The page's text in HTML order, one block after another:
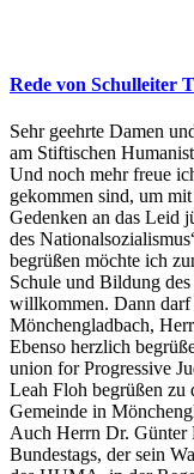
Rede von Schulleiter
Sehr geehrte Damen
am Stiftischen
Und noch mehr freue
gekommen sind, um
Gedenken an das Leid
des
begrüßen möchte ich
Schule und Bildung
willkommen. Dann darf
Mönchengladbach,
Ebenso herzlich
union for Progressive
Leah Floh begrüßen zu
Gemeinde in
Auch Herrn Dr. Günter
Bundestags, der sein